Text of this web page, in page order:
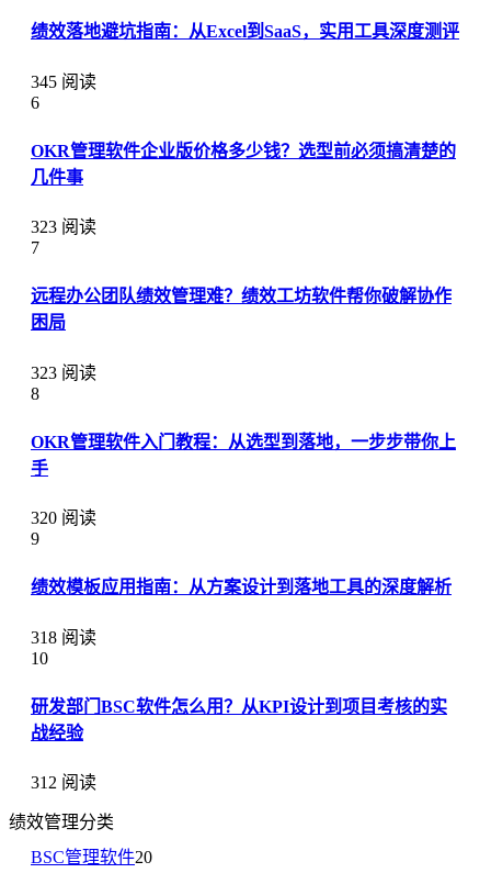
绩效落地避坑指南：从Excel到SaaS，实用工具深度测评
345 阅读
6
OKR管理软件企业版价格多少钱？选型前必须搞清楚的
几件事
323 阅读
7
远程办公团队绩效管理难？绩效工坊软件帮你破解协作
困局
323 阅读
8
OKR管理软件入门教程：从选型到落地，一步步带你上
手
320 阅读
9
绩效模板应用指南：从方案设计到落地工具的深度解析
318 阅读
10
研发部门BSC软件怎么用？从KPI设计到项目考核的实
战经验
312 阅读
绩效管理分类
BSC管理软件20